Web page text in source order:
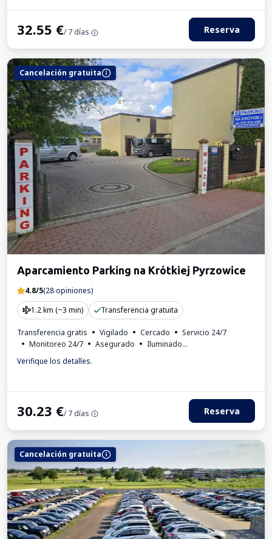
32.55 €/ 7 días Reserva
Cancelación gratuita
Aparcamiento Parking na Krótkiej Pyrzowice
4.8/5(28 opiniones)
1.2 km (~3 min)
Transferencia gratuita
Transferencia gratis Vigilado Cercado
Servicio 24/7
Monitoreo 24/7
Asegurado
Iluminado
Lugares para autobuses
Verifique los detalles.
30.23 €/ 7 días Reserva
Cancelación gratuita